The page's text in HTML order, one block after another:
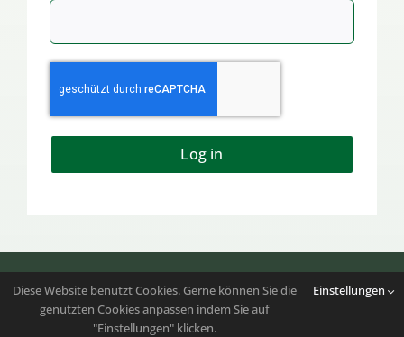
Log in
Folgen Sie uns auf Instagram |
Youtube
Copyright 2023 – 2026 | Bundesverband der
Diese Website benutzt Cookies. Gerne können Sie die
genutzten Cookies anpassen indem Sie auf
"Einstellungen" klicken.
Einstellungen